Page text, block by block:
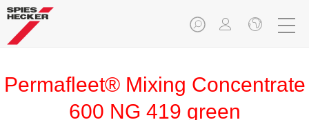
Permafleet® Mixing Concentrate
600 NG 419 green